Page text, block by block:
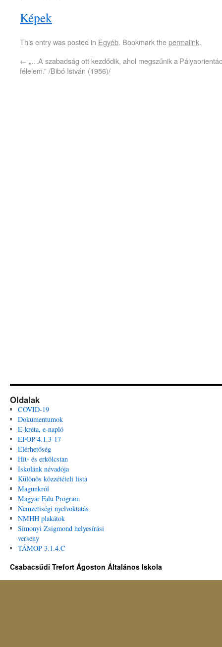
Képek
This entry was posted in Egyéb. Bookmark thepermalink.
← „…A szabadság ott kezdődik, ahol megszűnik a
félelem.” /Bibó István (1956)/
Oldalak
COVID-19
Dokumentumok
E-kréta, e-napló
EFOP-4.1.3-17
Elérhetőség
Hit- és erkölcstan
Iskolánk névadója
Különös közzétételi lista
Magunkról
Magyar Falu Program
Nemzetiségi nyelvoktatás
NMHH plakátok
Simonyi Zsigmond helyesírási
verseny
TÁMOP 3.1.4.C
Csabacsűdi Trefort Ágoston Általános Iskola